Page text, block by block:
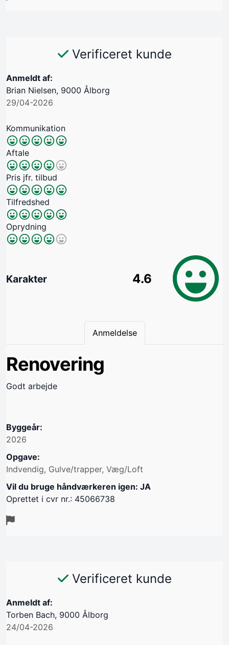
Verificeret kunde
Anmeldt af:
Brian Nielsen, 9000 Ålborg
29/04-2026
Kommunikation
Aftale
Pris jfr. tilbud
Tilfredshed
Oprydning
Karakter 4.6
Anmeldelse
Renovering
Godt arbejde
Byggeår:
2026
Opgave:
Indvendig, Gulve/trapper, Væg/Loft
Vil du bruge håndværkeren igen: JA
Oprettet i cvr nr.: 45066738
Verificeret kunde
Anmeldt af:
Torben Bach, 9000 Ålborg
24/04-2026